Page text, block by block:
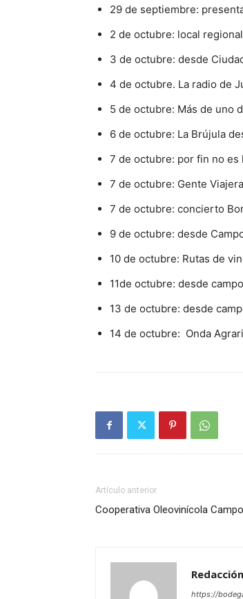
29 de septiembre:
2 de octubre: local
3 de octubre: desde
4 de octubre. La radio de
5 de octubre: Más de uno
6 de octubre: La Brújula
7 de octubre: por fin no es
7 de octubre: Gente
7 de octubre: concierto
9 de octubre: desde
10 de octubre: Rutas de
11de octubre: desde
13 de octubre: desde
14 de octubre: Onda
Artículo anterior
Cooperativa Oleovinícola
Redacción
https://